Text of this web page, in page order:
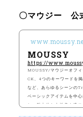
〇マウジー 公
MOUSSY
https://
MOUSSY/マウジーオフ
CK、4つのキーワードを
など、あらゆるシーン
ベーシックアイテムを中
し、魅力的な女性像を造